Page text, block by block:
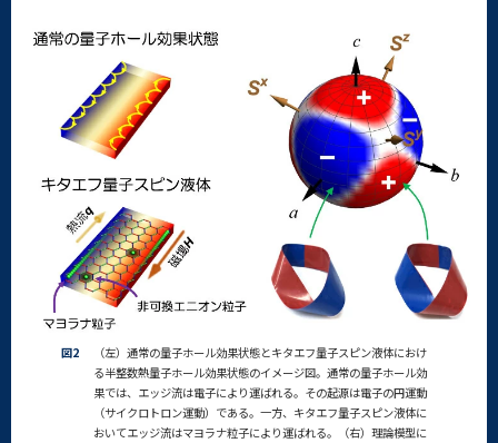
図2
（左）通常の量子ホール効果状態とキタエフ量子スピン液体におけ
る半整数熱量子ホール効果状態のイメージ図。通常の量子ホール効
果では、エッジ流は電子により運ばれる。その起源は電子の円運動
（サイクロトロン運動）である。一方、キタエフ量子スピン液体に
おいてエッジ流はマヨラナ粒子により運ばれる。（右）理論模型に